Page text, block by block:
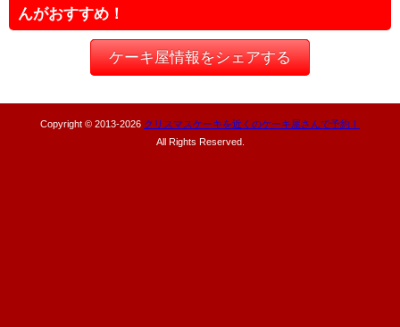
んがおすすめ！
ケーキ屋情報をシェアする
Copyright © 2013-2026 クリスマスケーキを近くのケーキ屋さんで予約！
All Rights Reserved.